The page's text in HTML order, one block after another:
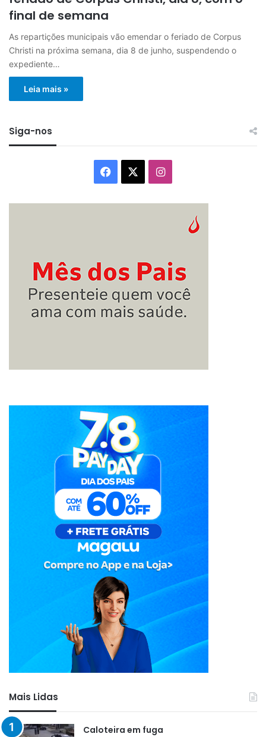
final de semana
As repartições municipais vão emendar o feriado de Corpus
Christi na próxima semana, dia 8 de junho, suspendendo o
expediente…
Leia mais »
Siga-nos
Facebook Instagram
Mais Lidas
Caloteira em fuga